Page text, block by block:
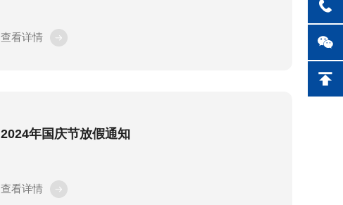
查看详情
2024年国庆节放假通知
查看详情